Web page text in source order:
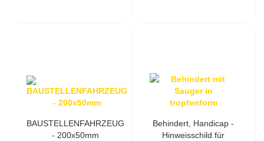
BAUSTELLENFAHRZEUG
- 200x50mm
Behindert, Handicap -
Hinweisschild für